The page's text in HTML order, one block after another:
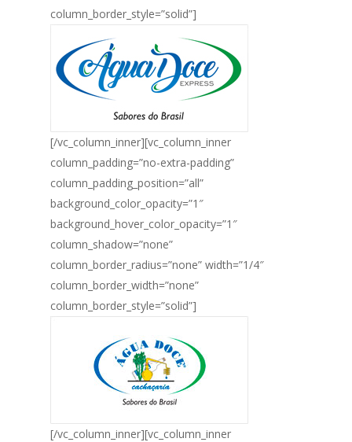
column_border_style=”solid”]
[/vc_column_inner][vc_column_inner
column_padding=”no-extra-padding”
column_padding_position=”all”
background_color_opacity=”1″
background_hover_color_opacity=”1″
column_shadow=”none”
column_border_radius=”none” width=”1/4″
column_border_width=”none”
column_border_style=”solid”]
[/vc_column_inner][vc_column_inner